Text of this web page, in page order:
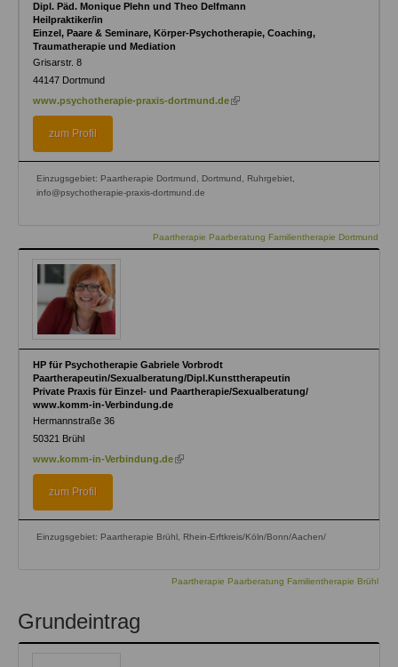
Dipl. Päd. Monique Plehn und Theo Delfmann
Heilpraktiker/in
Einzel, Paare & Seminare, Körper-Psychotherapie, Coaching,
Traumatherapie und Mediation
Grisarstr. 8
44147 Dortmund
www.psychotherapie-praxis-dortmund.de (link
zum Profil
Einzugsgebiet: Paartherapie Dortmund, Dortmund, Ruhrgebiet,
info@psychotherapie-praxis-dortmund.de
Paartherapie Paarberatung Familientherapie Dortmund
HP für Psychotherapie Gabriele Vorbrodt
Paartherapeutin/Sexualberatung/Dipl.Kunsttherapeutin
Private Praxis für Einzel- und Paartherapie/Sexualberatung/
www.komm-in-Verbindung.de
Hermannstraße 36
50321 Brühl
www.komm-in-Verbindung.de (link
zum Profil
Einzugsgebiet: Paartherapie Brühl, Rhein-Erftkreis/Köln/Bonn/Aachen/
Paartherapie Paarberatung Familientherapie Brühl
Grundeintrag